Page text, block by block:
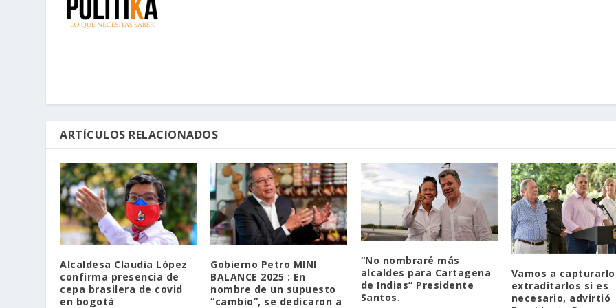
ARTÍCULOS RELACIONADOS
Alcaldesa Claudia López
confirma presencia de
cepa brasilera de covid
en bogotá
Gobierno Petro MINI
BALANCE 2025 : En
nombre de un supuesto
“cambio”, se dedicaron a
“No nombraré más
alcaldes para Cartagena
de Indias” Presidente
Santos.
Vamos a
extraditarlos si es
necesario, advirtió